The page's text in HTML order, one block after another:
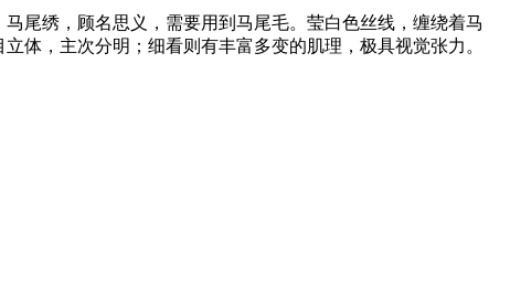
尾绣，顾名思义，需要用到马尾毛。莹白色丝线，缠绕着马
体，主次分明；细看则有丰富多变的肌理，极具视觉张力。